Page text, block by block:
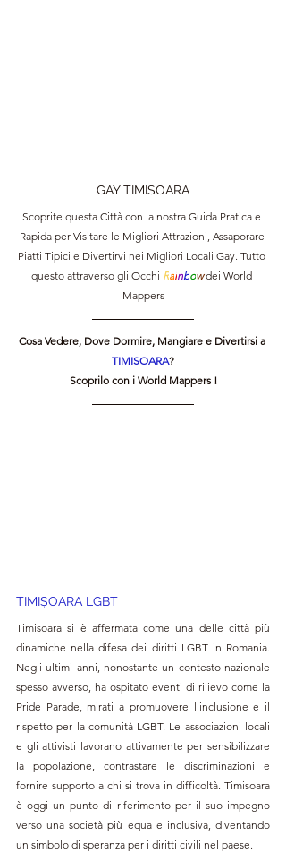
GAY TIMISOARA
Scoprite questa Città con la nostra Guida Pratica e
Rapida per Visitare le Migliori Attrazioni, Assaporare
Piatti Tipici e Divertirvi nei Migliori Locali Gay. Tutto
questo attraverso gli Occhi Rainbow dei World
Mappers
Cosa Vedere, Dove Dormire, Mangiare e Divertirsi a
TIMISOARA?
Scoprilo con i World Mappers !
TIMIȘOARA LGBT
Timisoara si è affermata come una delle città più
dinamiche nella difesa dei diritti LGBT in Romania.
Negli ultimi anni, nonostante un contesto nazionale
spesso avverso, ha ospitato eventi di rilievo come la
Pride Parade, mirati a promuovere l'inclusione e il
rispetto per la comunità LGBT. Le associazioni locali
e gli attivisti lavorano attivamente per sensibilizzare
la popolazione, contrastare le discriminazioni e
fornire supporto a chi si trova in difficoltà. Timisoara
è oggi un punto di riferimento per il suo impegno
verso una società più equa e inclusiva, diventando
un simbolo di speranza per i diritti civili nel paese.